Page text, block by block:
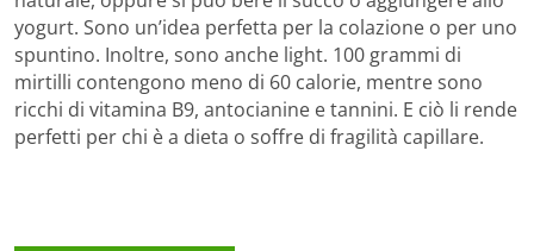
yogurt. Sono un’idea perfetta per la colazione o per uno
spuntino. Inoltre, sono anche light. 100 grammi di
mirtilli contengono meno di 60 calorie, mentre sono
ricchi di vitamina B9, antocianine e tannini. E ciò li rende
perfetti per chi è a dieta o soffre di fragilità capillare.